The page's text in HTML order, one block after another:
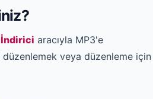
İndirici aracıyla MP3'e
veya düzenleme için